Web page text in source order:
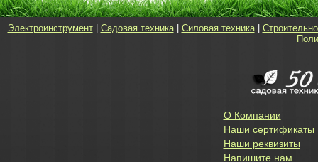
Электроинструмент| Садовая техника| Силовая техника|
О Компании
Наши сертификаты
Наши реквизиты
Напишите нам